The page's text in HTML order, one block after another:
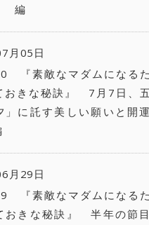
編
月05日
『素敵なマダムになる
おきな秘訣』 7月7日、
」に託す美しい願いと開
月29日
『素敵なマダムになる
おきな秘訣』 半年の節